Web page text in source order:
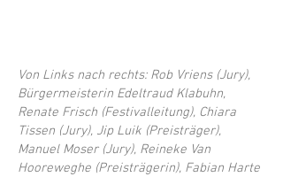
Von Links nach rechts: Rob Vriens (Jury),
Bürgermeisterin Edeltraud Klabuhn,
Renate Frisch (Festivalleitung), Chiara
Tissen (Jury), Jip Luik (Preisträger),
Manuel Moser (Jury), Reineke Van
Hooreweghe (Preisträgerin), Fabian Harte